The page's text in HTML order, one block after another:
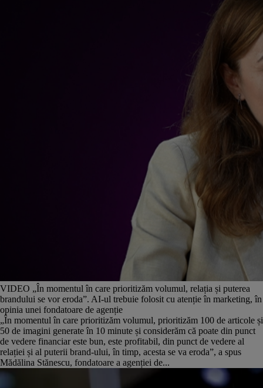
VIDEO „În momentul în care prioritizăm volumul, relația și puterea
brandului se vor eroda”. AI-ul trebuie folosit cu atenție în marketing, în
opinia unei fondatoare de agenție
„În momentul în care prioritizăm volumul, prioritizăm 100 de articole și
50 de imagini generate în 10 minute și considerăm că poate din punct
de vedere financiar este bun, este profitabil, din punct de vedere al
relației și al puterii brand-ului, în timp, acesta se va eroda”, a spus
Mădălina Stănescu, fondatoare a agenției de...